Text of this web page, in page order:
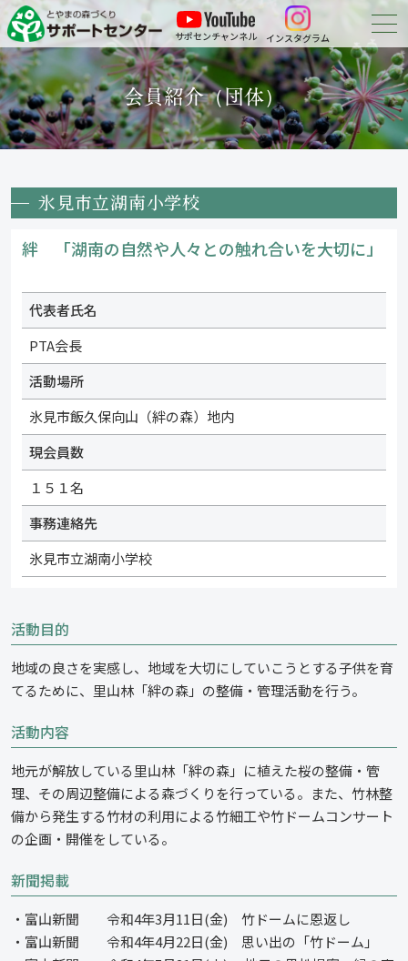
サポセンチャンネル インスタグラム
森づくりについて
森づくりに参加する
申請・報告等のダウンロード
お問い合わせ
会員紹介（団体）
氷見市立湖南小学校
絆 「湖南の自然や人々との触れ合いを大切に」
代表者氏名
PTA会長
活動場所
氷見市飯久保向山（絆の森）地内
現会員数
１５１名
事務連絡先
氷見市立湖南小学校
活動目的
地域の良さを実感し、地域を大切にしていこうとする子供を育
てるために、里山林「絆の森」の整備・管理活動を行う。
活動内容
地元が解放している里山林「絆の森」に植えた桜の整備・管
理、その周辺整備による森づくりを行っている。また、竹林整
備から発生する竹材の利用による竹細工や竹ドームコンサート
の企画・開催をしている。
新聞掲載
・富山新聞 令和4年3月11日(金) 竹ドームに恩返し
・富山新聞 令和4年4月22日(金) 思い出の「竹ドーム」